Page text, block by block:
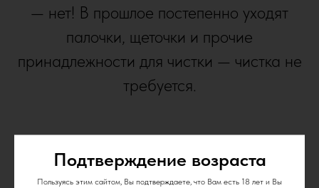
Подтверждение возраста
Пользуясь этим сайтом, Вы подтверждаете, что Вам есть 18 лет и Вы
— нет! В прошлое постепенно уходят
палочки, щеточки и прочие
принадлежности для чистки — чистка не
требуется.